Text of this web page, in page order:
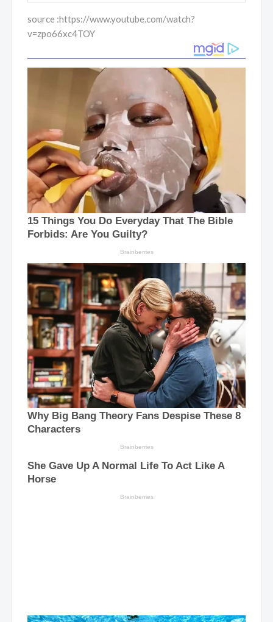
source :https://www.youtube.com/watch?
v=zpo66xc4TOY